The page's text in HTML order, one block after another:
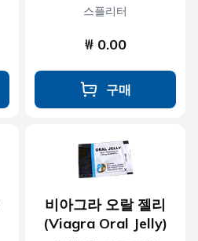
스플리터
₩ 0.00
구매
비아그라 오랄 젤리
(Viagra Oral Jelly)